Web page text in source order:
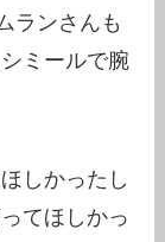
ランさんも
ミールで腕
しかったし
てほしかっ